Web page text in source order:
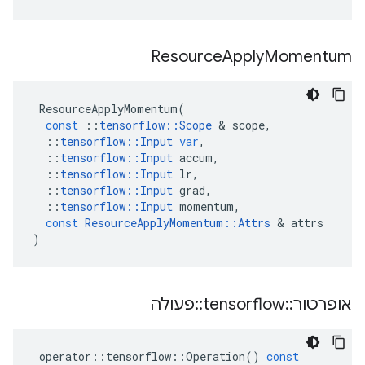
ResourceApplyMomentum
ResourceApplyMomentum(
const
:: tensorflow ::Scope & scope,
:: tensorflow :: Input var,
:: tensorflow :: Input accum,
:: tensorflow :: Input lr,
:: tensorflow :: Input grad,
:: tensorflow :: Input momentum,
const ResourceApplyMomentum ::Attrs & attrs
)
אופרטור::
tensorflow
::פעולה
operator :: tensorflow ::Operation() const